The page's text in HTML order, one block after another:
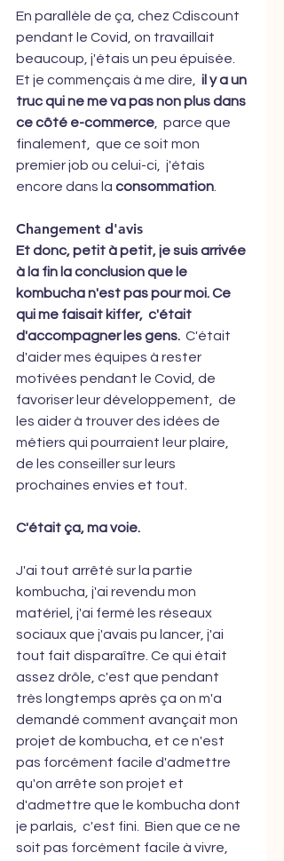
En parallèle de ça, chez Cdiscount
pendant le Covid, on travaillait
beaucoup, j'étais un peu épuisée.
Et je commençais à me dire, il y a un
truc qui ne me va pas non plus dans
ce côté e-commerce ,  parce que
finalement,  que ce soit mon
premier job ou celui-ci,  j'étais
encore dans la consommation
Changement d'avis
Et donc, petit à petit, je suis arrivée
à la fin la conclusion que le
kombucha n'est pas pour moi. Ce
qui me faisait kiffer,  c'était
d'accompagner les gens.
  C'était
d'aider mes équipes à rester
motivées pendant le Covid, de
favoriser leur développement,  de
les aider à trouver des idées de
métiers qui pourraient leur plaire,
de les conseiller sur leurs
prochaines envies et tout.
C'était ça, ma voie.
J'ai tout arrêté sur la partie
kombucha, j'ai revendu mon
matériel, j'ai fermé les réseaux
sociaux que j'avais pu lancer, j'ai
tout fait disparaître. Ce qui était
assez drôle, c'est que pendant
très longtemps après ça on m'a
demandé comment avançait mon
projet de kombucha, et ce n'est
pas forcément facile d'admettre
qu'on arrête son projet et
d'admettre que le kombucha dont
je parlais,  c'est fini.  Bien que ce ne
soit pas forcément facile à vivre,